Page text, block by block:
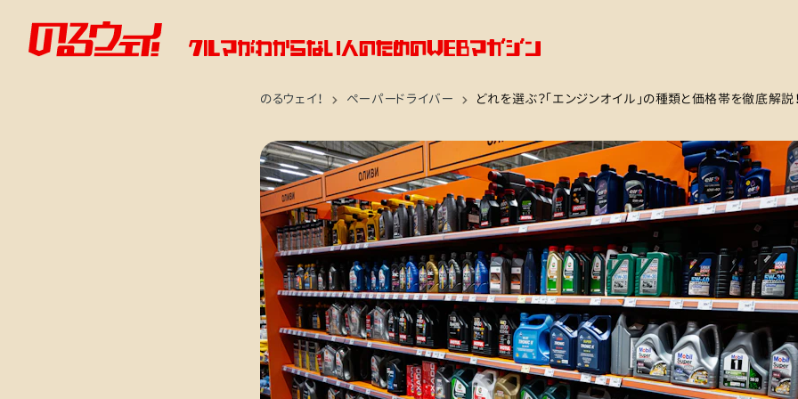
のるウェイ！ ペーパードライバー どれを選ぶ？「エンジンオイル」の種類と価格帯を徹底解説